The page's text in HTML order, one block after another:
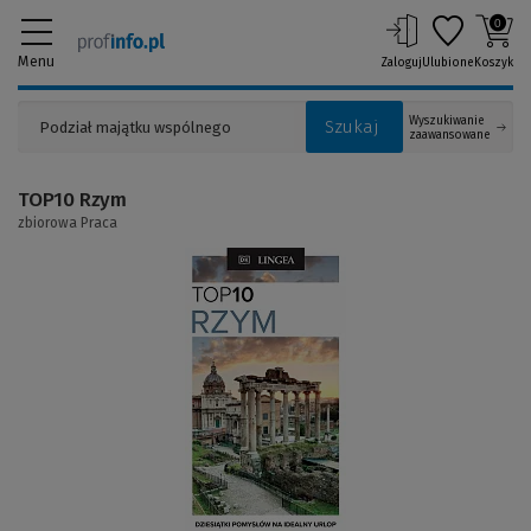
Menu
Szukaj
Wyszukiwanie
zaawansowane
ZalogujUlubione
0
Koszyk
TOP10 Rzym
zbiorowa Praca